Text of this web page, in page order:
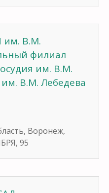
им. В.М.
филиал
им. В.М.
В.М. Лебедева
Воронеж,
95